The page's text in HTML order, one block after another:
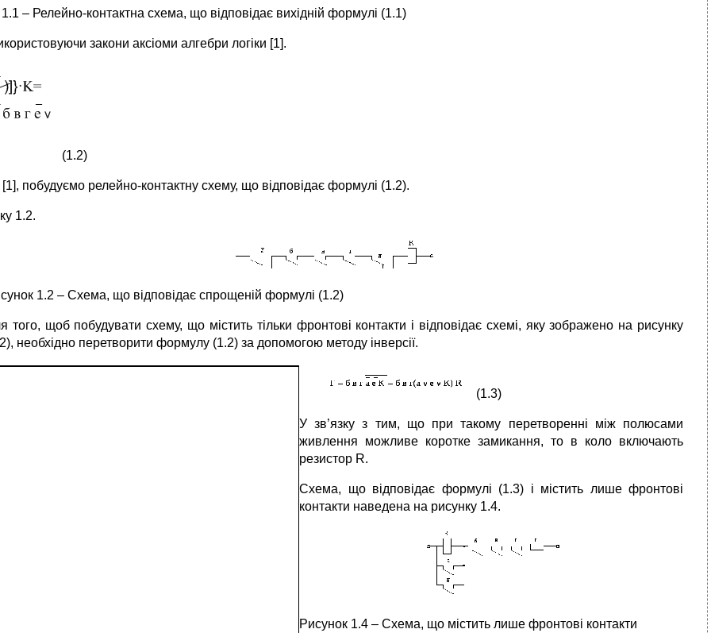
– Релейно-контактна схема, що відповідає вихідній формулі (1.1)
закони аксіоми алгебри логіки [1].
(1.2)
побудуємо релейно-контактну схему, що відповідає формулі (1.2).
1.2.
1.2 – Схема, що відповідає спрощеній формулі (1.2)
того, щоб побудувати схему, що містить тільки фронтові контакти і відповідає схемі, яку зображено на рисунку
необхідно перетворити формулу (1.2) за допомогою методу інверсії.
(1.3)
У зв’язку з тим, що при такому перетворенні між полюсами
живлення можливе коротке замикання, то в коло включають
резистор R.
Схема, що відповідає формулі (1.3) і містить лише фронтові
контакти наведена на рисунку 1.4.
Рисунок 1.4 – Схема, що містить лише фронтові контакти